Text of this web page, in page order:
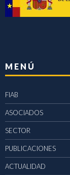
MENÚ
FIAB
ASOCIADOS
SECTOR
PUBLICACIONES
ACTUALIDAD